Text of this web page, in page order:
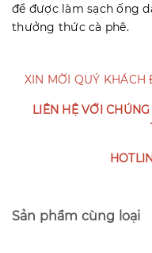
để được làm sạch ống
thưởng thức cà phê.
XIN MỜI QUÝ KHÁCH
LIÊN HỆ VỚI
Sản phẩm cùng loại